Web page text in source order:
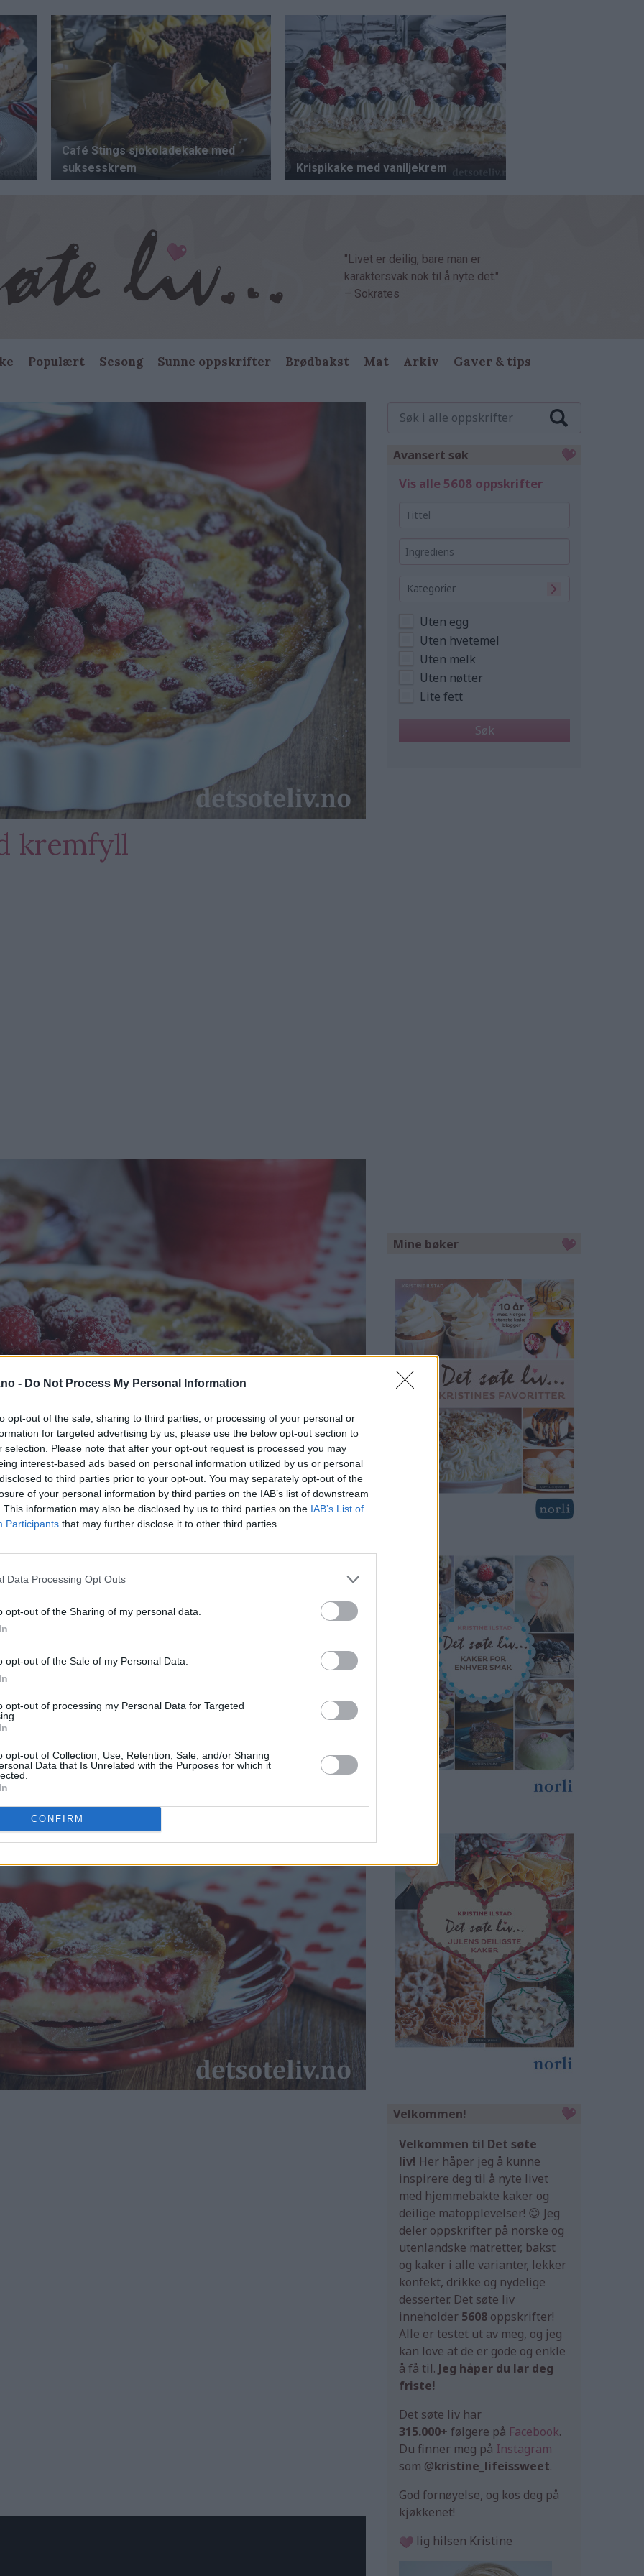
- Do Not Process My Personal Information
opt-out of the sale, sharing to third parties, or processing of your personal or
for targeted advertising by us, please use the below opt-out section to
selection. Please note that after your opt-out request is processed you may
interest-based ads based on personal information utilized by us or personal
to third parties prior to your opt-out. You may separately opt-out of the
of your personal information by third parties on the IAB’s list of downstream
This information may also be disclosed by us to third parties on the IAB’s List of
Participants that may further disclose it to other third parties.
Data Processing Opt Outs
opt-out of the Sharing of my personal data.
opt-out of the Sale of my Personal Data.
opt-out of processing my Personal Data for Targeted
opt-out of Collection, Use, Retention, Sale, and/or Sharing
Data that Is Unrelated with the Purposes for which it
CONFIRM
"Livet er deilig, bare man er
karaktersvak nok til å nyte det."
– Sokrates
Populært Sesong Sunne oppskrifter Brødbakst Mat Arkiv Gaver & tips
kremfyll
av egg, fløte og vanilje.
Avansert søk
Vis alle 5608 oppskrifter
Kategorier
Uten egg
Uten hvetemel
Uten melk
Uten nøtter
Lite fett
Mine bøker
Velkommen!
Velkommen til Det søte
liv! Her håper jeg å kunne
inspirere deg til å nyte livet
med hjemmebakte kaker og
deilige matopplevelser! 😊 Jeg
deler oppskrifter på norske og
utenlandske matretter, bakst
og kaker i alle varianter, lekker
konfekt, drikke og nydelige
desserter. Det søte liv
inneholder 5608 oppskrifter!
Alle er testet ut av meg, og jeg
kan love at de er gode og enkle
å få til. Jeg håper du lar deg
friste!
Det søte liv har
315.000+ følgere på Facebook.
Du finner meg på Instagram
som @kristine_lifeissweet.
God fornøyelse, og kos deg på
kjøkkenet!
lig hilsen Kristine